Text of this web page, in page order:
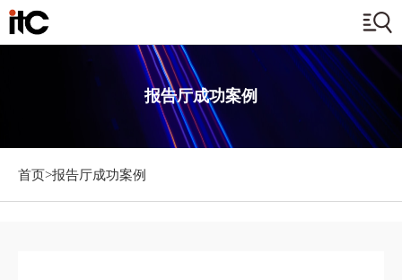
报告厅成功案例
首页>报告厅成功案例